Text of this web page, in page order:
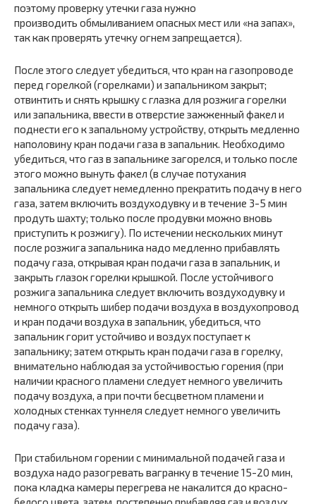
поэтому проверку утечки газа нужно
производить обмыливанием опасных мест или «на запах»,
так как проверять утечку огнем запрещается).
После этого следует убедиться, что кран на газопроводе
перед горелкой (горелками) и запальником закрыт;
отвинтить и снять крышку с глазка для розжига горелки
или запальника, ввести в отверстие зажженный факел и
поднести его к запальному устройству, открыть медленно
наполовину кран подачи газа в запальник. Необходимо
убедиться, что газ в запальнике загорелся, и только после
этого можно вынуть факел (в случае потухания
запальника следует немедленно прекратить подачу в него
газа, затем включить воздуходувку и в течение 3-5 мин
продуть шахту; только после продувки можно вновь
приступить к розжигу). По истечении нескольких минут
после розжига запальника надо медленно прибавлять
подачу газа, открывая кран подачи газа в запальник, и
закрыть глазок горелки крышкой. После устойчивого
розжига запальника следует включить воздуходувку и
немного открыть шибер подачи воздуха в воздухопровод
и кран подачи воздуха в запальник, убедиться, что
запальник горит устойчиво и воздух поступает к
запальнику; затем открыть кран подачи газа в горелку,
внимательно наблюдая за устойчивостью горения (при
наличии красного пламени следует немного увеличить
подачу воздуха, а при почти бесцветном пламени и
холодных стенках туннеля следует немного увеличить
подачу газа).
При стабильном горении с минимальной подачей газа и
воздуха надо разогревать вагранку в течение 15-20 мин,
пока кладка камеры перегрева не накалится до красно-